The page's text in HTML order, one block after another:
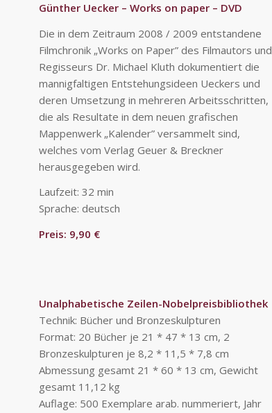
Günther Uecker – Works on paper – DVD
Die in dem Zeitraum 2008 / 2009 entstandene
Filmchronik „Works on Paper” des Filmautors und
Regisseurs Dr. Michael Kluth dokumentiert die
mannigfaltigen Entstehungsideen Ueckers und
deren Umsetzung in mehreren Arbeitsschritten,
die als Resultate in dem neuen grafischen
Mappenwerk „Kalender” versammelt sind,
welches vom Verlag Geuer & Breckner
herausgegeben wird.
Laufzeit: 32 min
Sprache: deutsch
Preis: 9,90 €
Unalphabetische Zeilen-Nobelpreisbibliothek
Technik: Bücher und Bronzeskulpturen
Format: 20 Bücher je 21 * 47 * 13 cm, 2
Bronzeskulpturen je 8,2 * 11,5 * 7,8 cm
Abmessung gesamt 21 * 60 * 13 cm, Gewicht
gesamt 11,12 kg
Auflage: 500 Exemplare arab. nummeriert, Jahr